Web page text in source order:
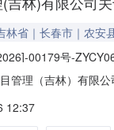
林省｜长春市｜农安
00179号-
管理（吉林）有限
00179号-
12:37